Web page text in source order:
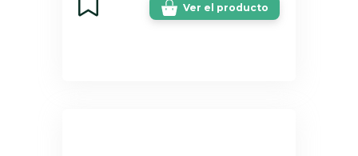
Ver el producto